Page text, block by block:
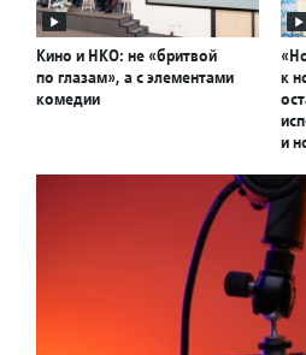
Кино и НКО: не «бритвой
по глазам», а с элементами
комедии
к
и